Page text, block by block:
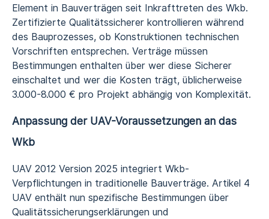
Element in Bauverträgen seit Inkrafttreten des Wkb.
Zertifizierte Qualitätssicherer kontrollieren während
des Bauprozesses, ob Konstruktionen technischen
Vorschriften entsprechen. Verträge müssen
Bestimmungen enthalten über wer diese Sicherer
einschaltet und wer die Kosten trägt, üblicherweise
3.000-8.000 € pro Projekt abhängig von Komplexität.
Anpassung der UAV-Voraussetzungen an das
Wkb
UAV 2012 Version 2025 integriert Wkb-
Verpflichtungen in traditionelle Bauverträge. Artikel 4
UAV enthält nun spezifische Bestimmungen über
Qualitätssicherungserklärungen und